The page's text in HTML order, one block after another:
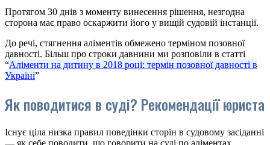
Протягом 30 днів з моменту винесення рішення, незгодна
сторона має право оскаржити його у вищій судовій інстанції.
До речі, стягнення аліментів обмежено терміном позовної
давності. Більш про строки давнини ми розповіли в статті
“Аліменти на дитину в 2018 році: термін позовної давності в
Україні”
Як поводитися в суді? Рекомендації юриста
Існує ціла низка правил поведінки сторін в судовому засіданні
— як себе поводити, що говорити на суді по аліментах.